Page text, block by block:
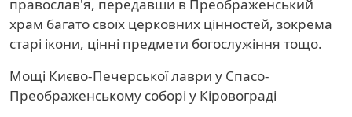
православ'я, передавши в Преображенський
храм багато своїх церковних цінностей, зокрема
старі ікони, цінні предмети богослужіння тощо.
Мощі Києво-Печерської лаври у Спасо-
Преображенському соборі у Кіровограді